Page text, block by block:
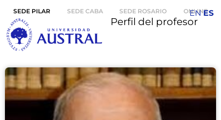
SEDE PILAR SEDE CABA SEDE ROSARIO ONLINE
Perfil del profesor
EN ES